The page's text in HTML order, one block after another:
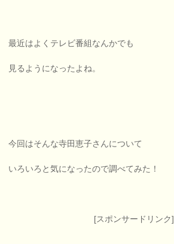
最近はよくテレビ番組なんかでも
見るようになったよね。
今回はそんな寺田恵子さんについて
いろいろと気になったので調べてみた！
[スポンサードリンク]